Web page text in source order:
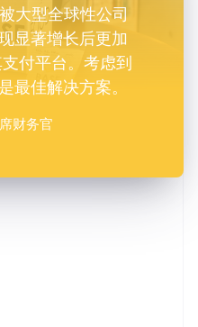
大型全球性公司
显著增长后更加
付平台。考虑到
最佳解决方案。
财务官